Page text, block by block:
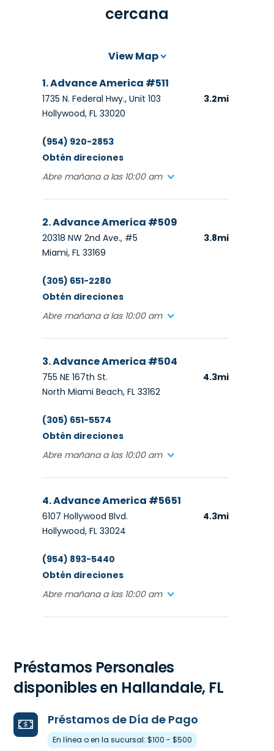
cercana
View Map
1. Advance America #511
3.2mi
1735 N. Federal Hwy., Unit 103
Hollywood, FL 33020
(954) 920-2853
Obtén direciones
Abre mañana a las 10:00 am
2. Advance America #509
3.8mi
20318 NW 2nd Ave., #5
Miami, FL 33169
(305) 651-2280
Obtén direciones
Abre mañana a las 10:00 am
3. Advance America #504
4.3mi
755 NE 167th St.
North Miami Beach, FL 33162
(305) 651-5574
Obtén direciones
Abre mañana a las 10:00 am
4. Advance America #5651
4.3mi
6107 Hollywood Blvd.
Hollywood, FL 33024
(954) 893-5440
Obtén direciones
Abre mañana a las 10:00 am
Davie, FL 33314
Obtén direciones
Abre mañana a las 10:00 am
Préstamos Personales
disponibles en Hallandale, FL
Préstamos de Día de Pago
En línea o en la sucursal: $100 - $500